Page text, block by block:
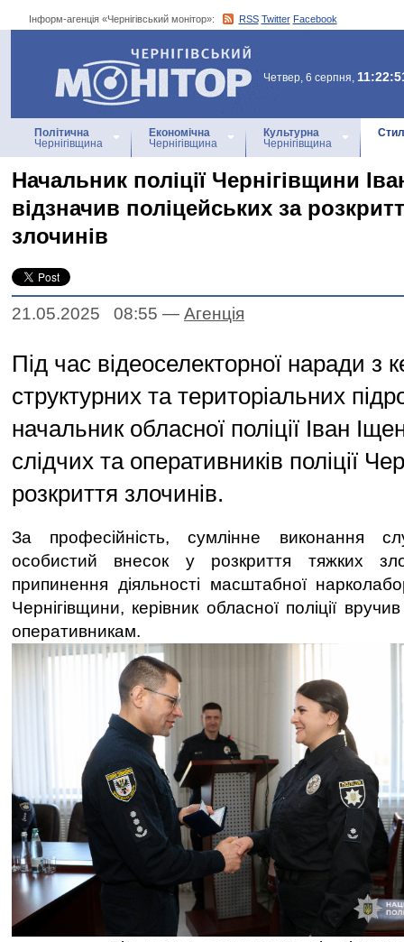
Інформ-агенція «Чернігівський монітор»: RSS Twitter Facebook
Інформ-агенція
«Чернігівський монітор»
Четвер, 6 серпня,
Політична
Чернігівщина
Економічна
Чернігівщина
Культурна
Чернігівщина
Начальник поліції Чернігівщини
відзначив поліцейських за
злочинів
21.05.2025 08:55 — Агенцiя
Під час відеоселекторної наради з
структурних та територіальних
начальник обласної поліції Іван
слідчих та оперативників поліції
розкриття злочинів.
За професійність, сумлінне виконання
особистий внесок у розкриття тяжких
припинення діяльності масштабної
Чернігівщини, керівник обласної поліції
оперативникам.